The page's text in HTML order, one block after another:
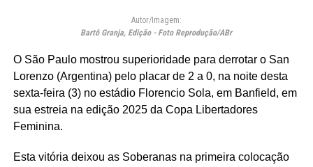
Autor/Imagem:
Bartô Granja, Edição - Foto Reprodução/ABr
O São Paulo mostrou superioridade para derrotar o San
Lorenzo (Argentina) pelo placar de 2 a 0, na noite desta
sexta-feira (3) no estádio Florencio Sola, em Banfield, em
sua estreia na edição 2025 da Copa Libertadores
Feminina.
Esta vitória deixou as Soberanas na primeira colocação